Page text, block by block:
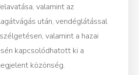
valamint az
után, vendéglátással
valamint a hazai
kapcsolódhatott ki a
közönség.